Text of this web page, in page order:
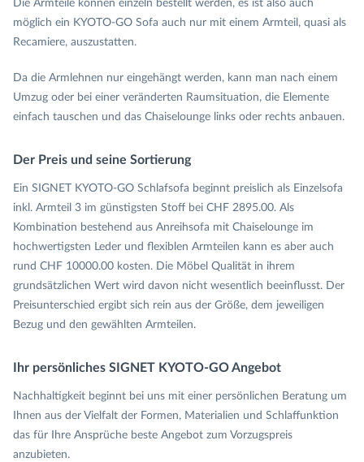
Die Armteile können einzeln bestellt werden, es ist also auch
möglich ein KYOTO-GO Sofa auch nur mit einem Armteil, quasi als
Recamiere, auszustatten.
Da die Armlehnen nur eingehängt werden, kann man nach einem
Umzug oder bei einer veränderten Raumsituation, die Elemente
einfach tauschen und das Chaiselounge links oder rechts anbauen.
Der Preis und seine Sortierung
Ein SIGNET KYOTO-GO Schlafsofa beginnt preislich als Einzelsofa
inkl. Armteil 3 im günstigsten Stoff bei CHF 2895.00. Als
Kombination bestehend aus Anreihsofa mit Chaiselounge im
hochwertigsten Leder und flexiblen Armteilen kann es aber auch
rund CHF 10000.00 kosten. Die Möbel Qualität in ihrem
grundsätzlichen Wert wird davon nicht wesentlich beeinflusst. Der
Preisunterschied ergibt sich rein aus der Größe, dem jeweiligen
Bezug und den gewählten Armteilen.
Ihr persönliches SIGNET KYOTO-GO Angebot
Nachhaltigkeit beginnt bei uns mit einer persönlichen Beratung um
Ihnen aus der Vielfalt der Formen, Materialien und Schlaffunktion
das für Ihre Ansprüche beste Angebot zum Vorzugspreis
anzubieten.